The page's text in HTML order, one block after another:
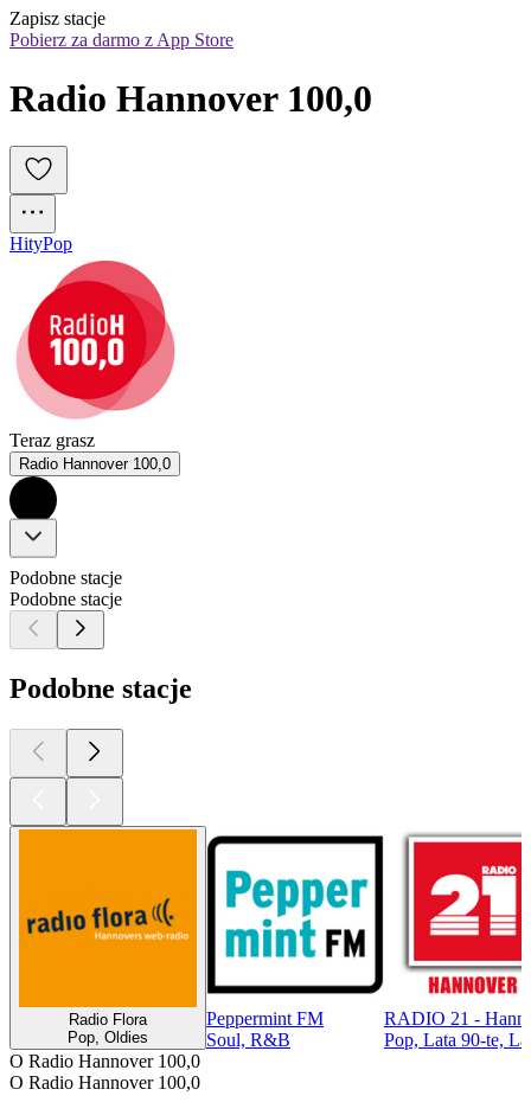
Zapisz stacje
Pobierz za darmo z App Store
Radio Hannover 100,0
HityPop
Teraz grasz
Radio Hannover 100,0
Podobne stacje
Podobne stacje
Podobne stacje
Radio Flora
Pop, Oldies
Peppermint FM
Soul, R&B
RADIO 21 -
Pop, Lata 90-te,
O Radio Hannover 100,0
O Radio Hannover 100,0